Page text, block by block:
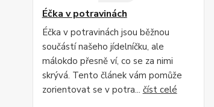
Éčka v potravinách
Éčka v potravinách jsou běžnou
součástí našeho jídelníčku, ale
málokdo přesně ví, co se za nimi
skrývá. Tento článek vám pomůže
zorientovat se v potra... číst celé